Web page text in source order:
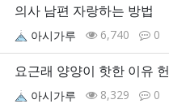
의사 남편 자랑하는 방법
아시가루 6,740 0
요근래 양양이 핫한 이유
아시가루 8,329 0